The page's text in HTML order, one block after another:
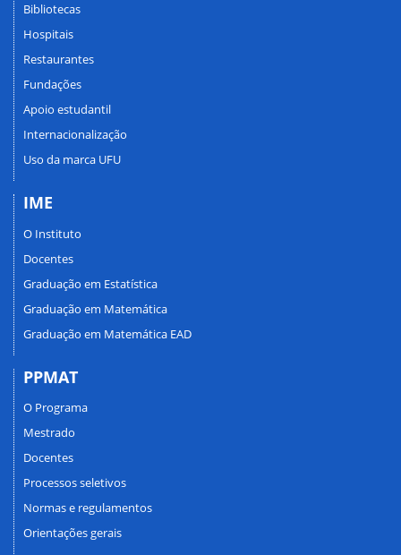
Bibliotecas
Hospitais
Restaurantes
Fundações
Apoio estudantil
Internacionalização
Uso da marca UFU
IME
O Instituto
Docentes
Graduação em Estatística
Graduação em Matemática
Graduação em Matemática EAD
PPMAT
O Programa
Mestrado
Docentes
Processos seletivos
Normas e regulamentos
Orientações gerais